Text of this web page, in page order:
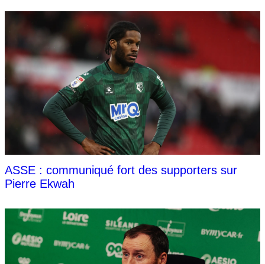
ASSE : communiqué fort des supporters sur
Pierre Ekwah